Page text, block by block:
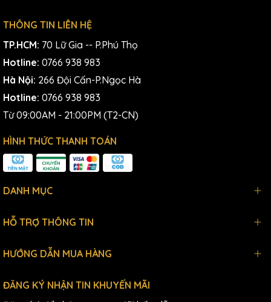
THÔNG TIN LIÊN HỆ
TP.HCM: 70 Lữ Gia -- P.Phú Thọ
Hotline: 0766 938 983
Hà Nội: 266 Đội Cấn-P.Ngọc Hà
Hotline: 0766 938 983
Từ 09:00AM - 21:00PM (T2-CN)
HÌNH THỨC THANH TOÁN
DANH MỤC
HỖ TRỢ THÔNG TIN
HƯỚNG DẪN MUA HÀNG
ĐĂNG KÝ NHẬN TIN KHUYẾN MÃI